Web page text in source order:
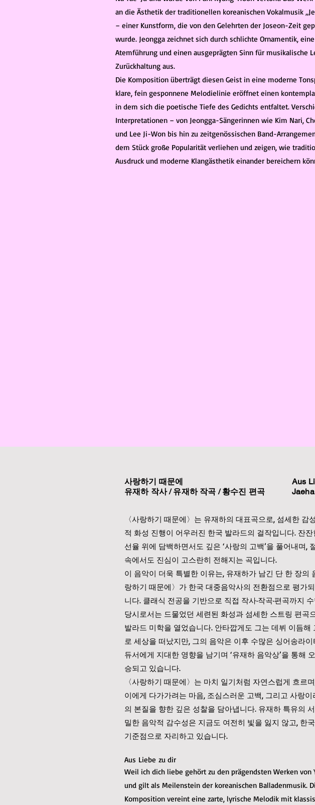
an die Ästhetik der traditionellen koreanischen Vokalmusik
– einer Kunstform, die von den Gelehrten der Joseon-Zeit
wurde. Jeongga zeichnet sich durch schlichte Ornamentik,
Atemführung und einen ausgeprägten Sinn für musikalische
Zurückhaltung aus.
Die Komposition überträgt diesen Geist in eine moderne
klare, fein gesponnene Melodielinie eröffnet einen
in dem sich die poetische Tiefe des Gedichts entfaltet.
Interpretationen – von Jeongga-Sängerinnen wie Kim Nari,
und Lee Ji-Won bis hin zu zeitgenössischen Band-
dem Stück große Popularität verliehen und zeigen, wie
Ausdruck und moderne Klangästhetik einander bereichern
사랑하기 때문에
유재하 작사 / 유재하 작곡 / 황수진 편곡
Aus
Jaeha
〈사랑하기 때문에〉는 유재하의 대표곡으로, 섬세한 감
적 화성 진행이 어우러진 한국 발라드의 걸작입니다. 잔잔
선율 위에 담백하면서도 깊은 ‘사랑의 고백’을 풀어내며,
속에서도 진심이 고스란히 전해지는 곡입니다.
이 음악이 더욱 특별한 이유는, 유재하가 남긴 단 한 장의
랑하기 때문에〉가 한국 대중음악사의 전환점으로 평가
니다. 클래식 전공을 기반으로 직접 작사·작곡·편곡까지
당시로서는 드물었던 세련된 화성과 섬세한 스트링 편곡
발라드 미학을 열었습니다. 안타깝게도 그는 데뷔 이듬해
로 세상을 떠났지만, 그의 음악은 이후 수많은 싱어송라이
듀서에게 지대한 영향을 남기며 ‘유재하 음악상’을 통해
승되고 있습니다.
〈사랑하기 때문에〉는 마치 일기처럼 자연스럽게 흐르
이에게 다가가려는 마음, 조심스러운 고백, 그리고 사랑이
의 본질을 향한 깊은 성찰을 담아냅니다. 유재하 특유의
밀한 음악적 감수성은 지금도 여전히 빛을 잃지 않고, 한
기준점으로 자리하고 있습니다.
Aus Liebe zu dir
Weil ich dich liebe gehört zu den prägendsten Werken von
und gilt als Meilenstein der koreanischen Balladenmusik.
Komposition vereint eine zarte, lyrische Melodik mit